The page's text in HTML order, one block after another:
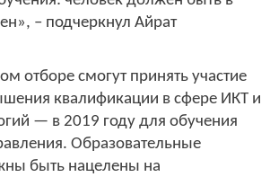
– подчеркнул Айрат
отборе смогут принять участие
квалификации в сфере ИКТ и
— в 2019 году для обучения
Образовательные
быть нацелены на